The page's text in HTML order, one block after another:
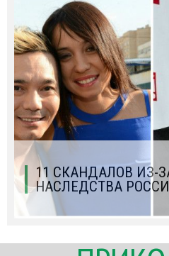
11 СКАНДАЛОВ ИЗ-
НАСЛЕДСТВА